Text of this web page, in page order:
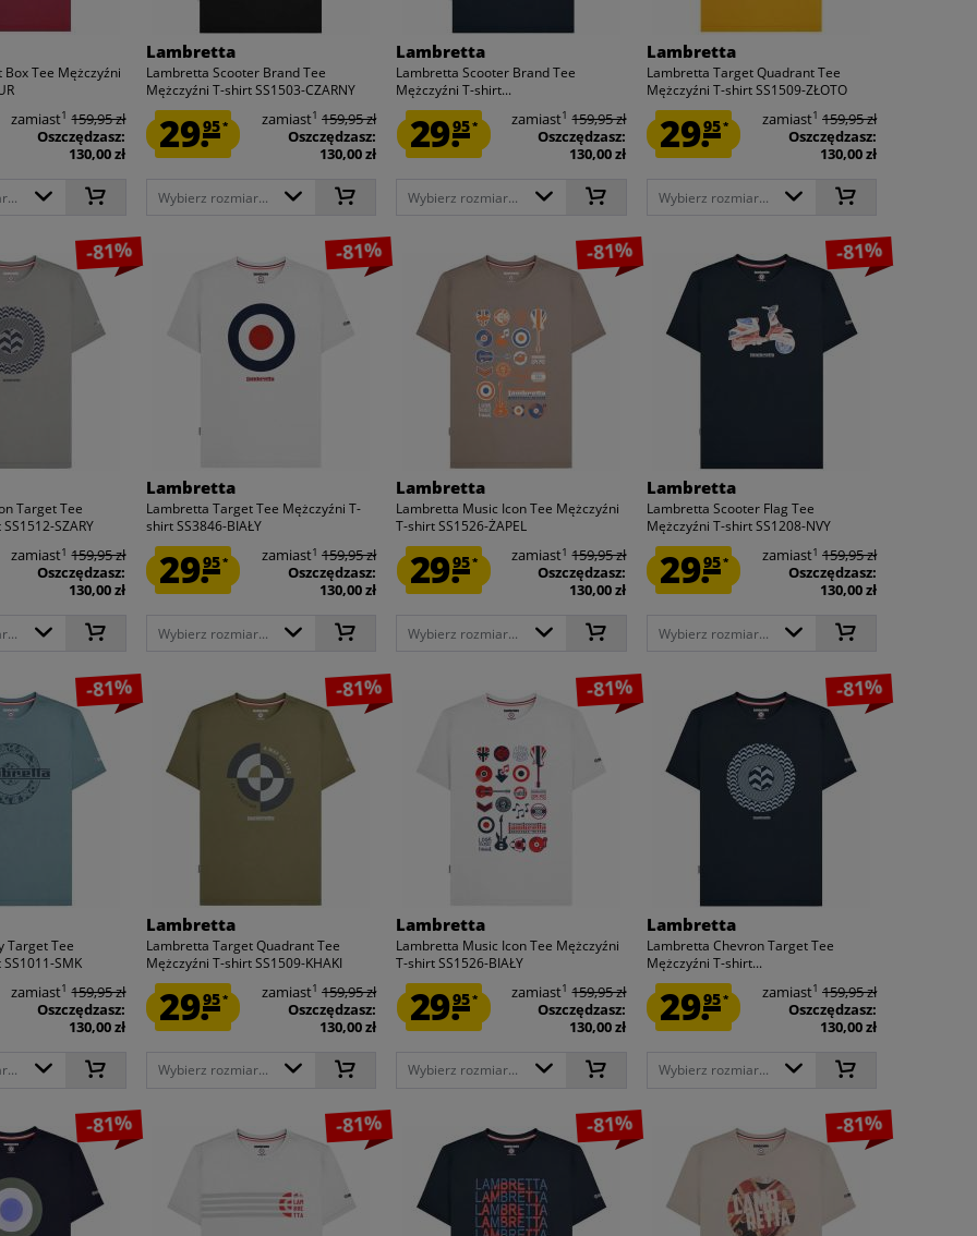
Tee Mężczyźni
zamiast1 159,95 zł
Oszczędzasz:
130,00 zł
Lambretta
Lambretta Scooter Brand Tee
Mężczyźni T-shirt SS1503-CZARNY
29.95* zamiast1 159,95 zł
Oszczędzasz:
130,00 zł
Wybierz rozmiar...
Lambretta
Lambretta Scooter Brand Tee
Mężczyźni T-shirt...
29.95* zamiast1 159,95 zł
Oszczędzasz:
130,00 zł
Wybierz rozmiar...
Lambretta
Lambretta Target Quadrant Tee
Mężczyźni T-shirt SS1509-ZŁOTO
29.95* zamiast1 159,95 zł
Oszczędzasz:
130,00 zł
Wybierz rozmiar...
-81%
Target Tee
SZARY
zamiast1 159,95 zł
Oszczędzasz:
130,00 zł
-81%
Lambretta
Lambretta Target Tee Mężczyźni T-
shirt SS3846-BIAŁY
29.95* zamiast1 159,95 zł
Oszczędzasz:
130,00 zł
Wybierz rozmiar...
-81%
Lambretta
Lambretta Music Icon Tee Mężczyźni
T-shirt SS1526-ŻAPEL
29.95* zamiast1 159,95 zł
Oszczędzasz:
130,00 zł
Wybierz rozmiar...
-81%
Lambretta
Lambretta Scooter Flag Tee
Mężczyźni T-shirt SS1208-NVY
29.95* zamiast1 159,95 zł
Oszczędzasz:
130,00 zł
Wybierz rozmiar...
-81%
Target Tee
SMK
zamiast1 159,95 zł
Oszczędzasz:
130,00 zł
-81%
Lambretta
Lambretta Target Quadrant Tee
Mężczyźni T-shirt SS1509-KHAKI
29.95* zamiast1 159,95 zł
Oszczędzasz:
130,00 zł
Wybierz rozmiar...
-81%
Lambretta
Lambretta Music Icon Tee Mężczyźni
T-shirt SS1526-BIAŁY
29.95* zamiast1 159,95 zł
Oszczędzasz:
130,00 zł
Wybierz rozmiar...
-81%
Lambretta
Lambretta Chevron Target Tee
Mężczyźni T-shirt...
29.95* zamiast1 159,95 zł
Oszczędzasz:
130,00 zł
Wybierz rozmiar...
-81% -81% -81% -81%